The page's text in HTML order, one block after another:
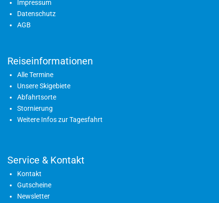
Impressum
Datenschutz
AGB
Reiseinformationen
Alle Termine
Unsere Skigebiete
Abfahrtsorte
Stornierung
Weitere Infos zur Tagesfahrt
Service & Kontakt
Kontakt
Gutscheine
Newsletter